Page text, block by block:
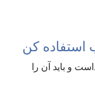
و باید آن را